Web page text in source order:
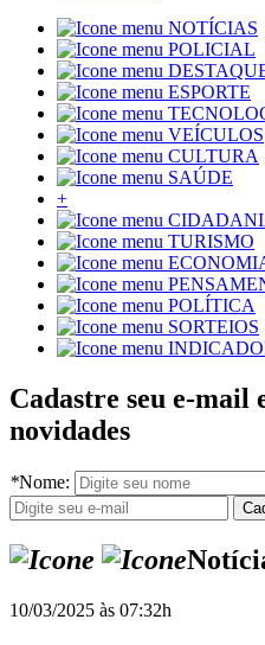
NOTÍCIAS
POLICIAL
ESPORTE
VEÍCULOS
CULTURA
SAÚDE
+
TURISMO
POLÍTICA
SORTEIOS
Cadastre seu e-mail
novidades
*Nome:
10/03/2025 às 07:32h